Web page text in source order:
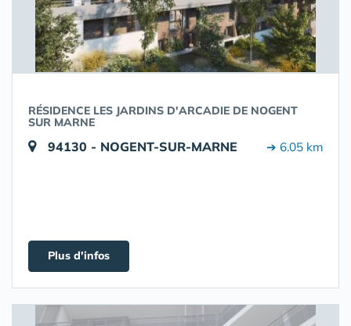
RÉSIDENCE LES JARDINS D'ARCADIE DE NOGENT
SUR MARNE
94130 - NOGENT-SUR-MARNE ➔ 6.05 km
Plus d'infos